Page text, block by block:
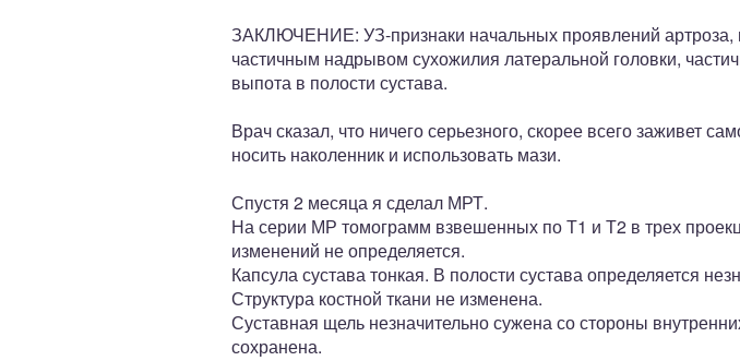
ЗАКЛЮЧЕНИЕ: УЗ-признаки начальных проявлений
частичным надрывом сухожилия латеральной головки,
выпота в полости сустава.
Врач сказал, что ничего серьезного, скорее всего заживет
носить наколенник и использовать мази.
Спустя 2 месяца я сделал МРТ.
На серии МР томограмм взвешенных по Т1 и Т2 в трех
изменений не определяется.
Капсула сустава тонкая. В полости сустава определяется
Структура костной ткани не изменена.
Суставная щель незначительно сужена со стороны
сохранена.